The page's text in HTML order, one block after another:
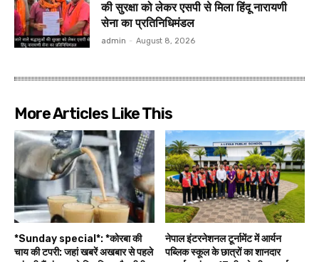
की सुरक्षा को लेकर एसपी से मिला हिंदू नारायणी
सेना का प्रतिनिधिमंडल
admin - August 8, 2026
More Articles Like This
*Sunday special*: *कोरबा की
चाय की टपरी: जहां खबरें अखबार से पहले
नेपाल इंटरनेशनल टूर्नामेंट में आर्यन
पब्लिक स्कूल के छात्रों का शानदार